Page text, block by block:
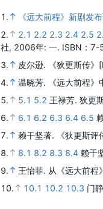
1.
《远大前程》新剧发
2.
2.1 2.2 2.3 2.4 2.5
社, 2006年: 一. ISBN：
3.
皮尔逊. 《狄更斯传》
4.
温晓芳.
《远大前程
5.
5.1 5.2 王禄芳. 狄更
6.
6.1 6.2 6.3 6.4 6.5
7.
赖干坚著.
《狄更斯评
8.
8.1 8.2 8.3 8.4 赖干
9.
王怡菲. 从《远大前程
10.
10.1 10.2 10.3 门